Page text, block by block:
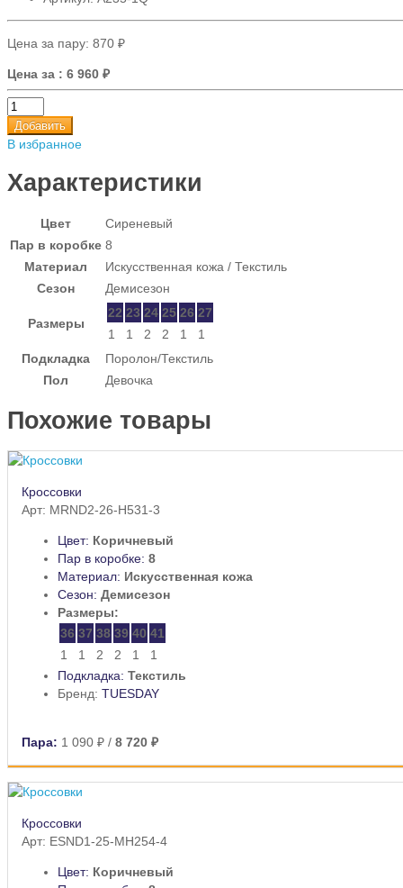
Цена за пару: 870 ₽
Цена за : 6 960 ₽
Добавить
В избранное
Характеристики
Цвет
Сиреневый
Пар в коробке 8
Материал
Искусственная кожа / Текстиль
Сезон
Демисезон
Размеры
22 23 24 25 26 27
1
1 2 2 1
1
Подкладка
Поролон/Текстиль
Пол
Девочка
Похожие товары
Кроссовки
Арт: MRND2-26-H531-3
Цвет: Коричневый
Пар в коробке: 8
Материал: Искусственная кожа
Сезон: Демисезон
Размеры:
36 37 38 39 40 41
1
1 2 2 1
1
Подкладка: Текстиль
Бренд: TUESDAY
Пара: 1 090 ₽ / 8 720 ₽
Кроссовки
Арт: ESND1-25-MH254-4
Цвет: Коричневый